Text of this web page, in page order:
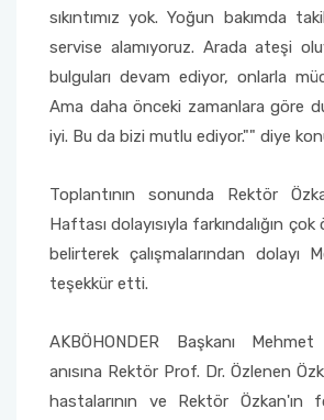
sıkıntımız yok. Yoğun bakımda
servise alamıyoruz. Arada ateşi
bulguları devam ediyor, onlarla
Ama daha önceki zamanlara göre
iyi. Bu da bizi mutlu ediyor."" diye
Toplantının sonunda Rektör
Haftası dolayısıyla farkındalığın
belirterek çalışmalarından dolayı
teşekkür etti.
AKBÖHONDER Başkanı
anısına Rektör Prof. Dr. Özlenen
hastalarının ve Rektör Özkan'ın